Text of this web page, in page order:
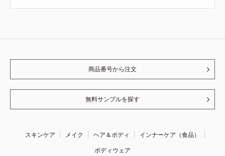
商品番号から注文
無料サンプルを探す
スキンケア メイク ヘア＆ボディ
インナーケア（食品）
ボディウェア